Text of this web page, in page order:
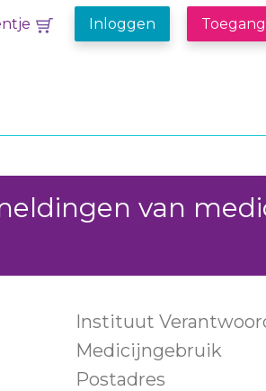
Inloggen
van
Instituut
Medicijngebruik
Postadres